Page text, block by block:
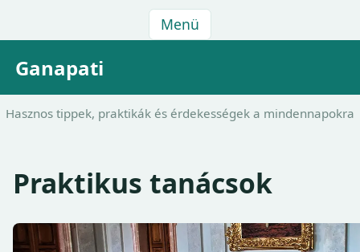
Menü
Ganapati
Hasznos tippek, praktikák és érdekességek a mindennapokra
Praktikus tanácsok